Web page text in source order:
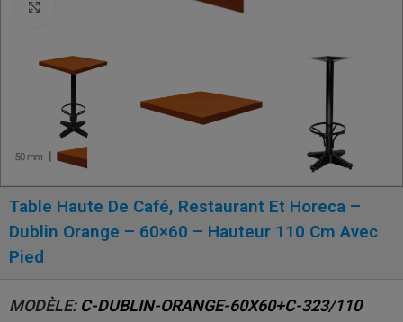
Table Haute De Café, Restaurant Et Horeca –
Dublin Orange – 60×60 – Hauteur 110 Cm Avec
Pied
MODÈLE: C-DUBLIN-ORANGE-60X60+C-323/110